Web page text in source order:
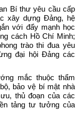
Bí thư yêu cầu cấp
xây dựng Đảng, hệ
với đẩy mạnh học
cách Hồ Chí Minh;
trào thi đua yêu
đại hội Đảng các
mắc thuộc thẩm
bảo vệ bí mật nhà
thủ đoạn của các
tảng tư tưởng của